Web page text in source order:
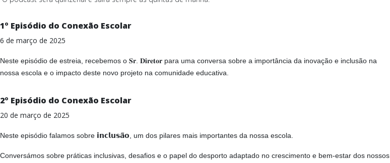
1º Episódio do Conexão Escolar
6 de março de 2025
Neste episódio de estreia, recebemos o 𝐒𝐫. 𝐃𝐢𝐫𝐞𝐭𝐨𝐫 para uma conversa sobre a importância da inovação e inclusão na
nossa escola e o impacto deste novo projeto na comunidade educativa.
2º Episódio do Conexão Escolar
20 de março de 2025
Neste episódio falamos sobre 𝗶𝗻𝗰𝗹𝘂𝘀𝗮̃𝗼 , um dos pilares mais importantes da nossa escola.
Conversámos sobre práticas inclusivas, desafios e o papel do desporto adaptado no crescimento e bem-estar dos nossos